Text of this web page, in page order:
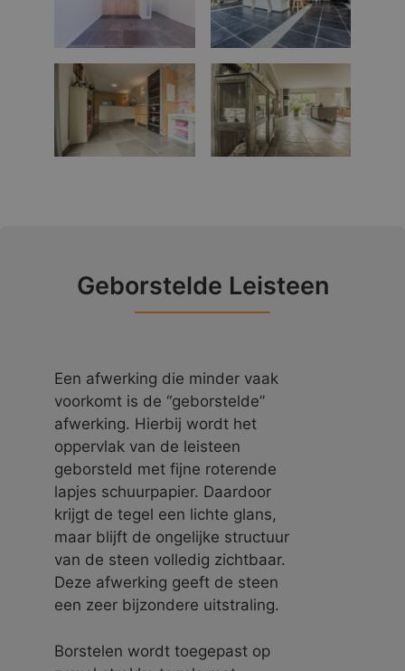
Geborstelde Leisteen
Een afwerking die minder vaak
voorkomt is de “geborstelde”
afwerking. Hierbij wordt het
oppervlak van de leisteen
geborsteld met fijne roterende
lapjes schuurpapier. Daardoor
krijgt de tegel een lichte glans,
maar blijft de ongelijke structuur
van de steen volledig zichtbaar.
Deze afwerking geeft de steen
een zeer bijzondere uitstraling.
Borstelen wordt toegepast op